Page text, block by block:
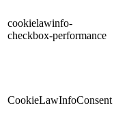
cookielawinfo-
checkbox-performance
CookieLawInfoConsent